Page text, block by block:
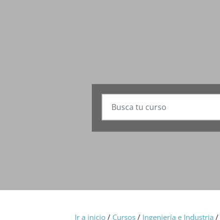
Ir a inicio / Cursos / Ingeniería e Industria /